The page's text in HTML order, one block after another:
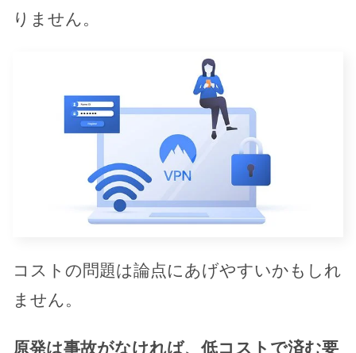
りません。
コストの問題は論点にあげやすいかもしれ
ません。
原発は事故がなければ、低コストで済む要